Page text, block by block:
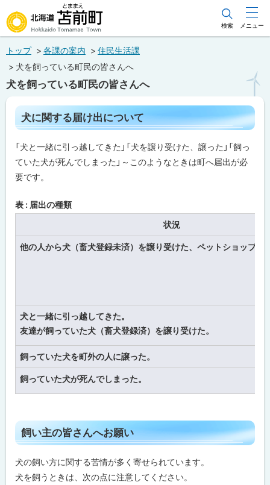
文
メ
ュ
北海道苫前町
Hokkaido Tomamae Town
検索 メニュー
トップ 各課の案内
住民生活課
犬を飼っている町民の皆さんへ
犬を飼っている町民の皆さんへ
ペ
ー
ジ
内
目
次
犬
す
る
け
出
に
飼
い
主
の
皆
さ
ん
へ
お
願
犬に関する届け出について
「犬と一緒に引っ越してきた」「犬を譲り受けた、譲った」「飼っ
ていた犬が死んでしまった」～このようなときは町へ届出が必
要です。
表 : 届出の種類
状況
他の人から犬（畜犬登録未済）を譲り受けた、ペットショップで
犬と一緒に引っ越してきた。
友達が飼っていた犬（畜犬登録済）を譲り受けた。
飼っていた犬を町外の人に譲った。
飼っていた犬が死んでしまった。
ト
ッ
プ
に
飼い主の皆さんへお願い
犬の飼い方に関する苦情が多く寄せられています。
犬を飼うときは、次の点に注意してください。